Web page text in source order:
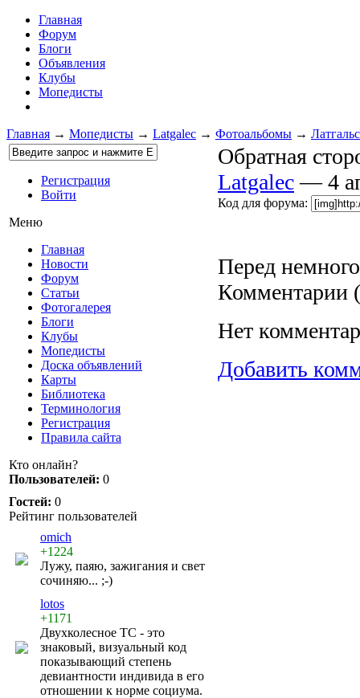
Главная
Форум
Блоги
Объявления
Клубы
Мопедисты
Главная → Мопедисты → Latgalec → Фотоальбомы →
Регистрация
Войти
Меню
Главная
Новости
Форум
Статьи
Фотогалерея
Блоги
Клубы
Мопедисты
Доска объявлений
Карты
Библиотека
Терминология
Регистрация
Правила сайта
Кто онлайн?
Пользователей: 0
Гостей: 0
Рейтинг пользователей
omich
+1224
Лужу, паяю, зажигания и свет
сочиняю... ;-)
lotos
+1171
Двухколесное ТС - это
знаковый, визуальный код
показывающий степень
девиантности индивида в его
отношении к норме социума.
Обратная
Latgalec— 4
Код для форума:
Перед
Комментарии (
Нет
Добавить